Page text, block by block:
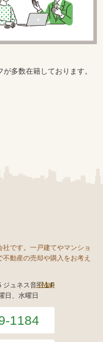
多数在籍しております。
です。一戸建てやマンショ
動産の売却や購入をお考え
Map
ジュネス音羽１F
日、水曜日
1184